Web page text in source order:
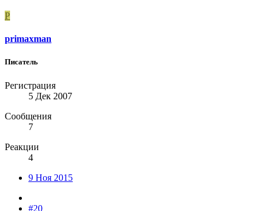
P
primaxman
Писатель
Регистрация
5 Дек 2007
Сообщения
7
Реакции
4
9 Ноя 2015
#20